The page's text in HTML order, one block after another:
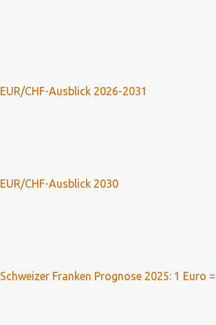
EUR/CHF-Ausblick 2026-2031
EUR/CHF-Ausblick 2030
Schweizer Franken Prognose 2025: 1 Euro =